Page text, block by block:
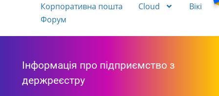
Корпоративна пошта
Cloud
Вікі
Форум
Інформація про підприємство з
держреєстру